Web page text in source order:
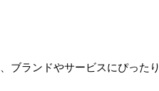
ブランドやサービスにぴった